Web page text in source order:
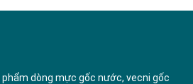
dòng mực gốc nước, vecni gốc